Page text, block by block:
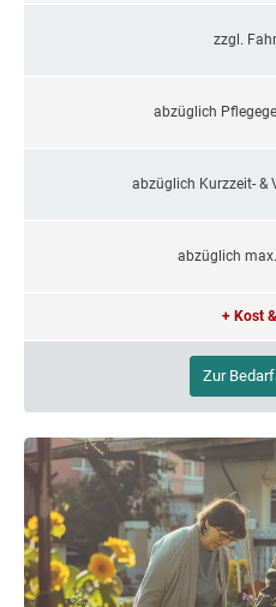
zzgl.
abzüglich
abzüglich Kurzzeit- &
abzüglich
+ Kost
Zur